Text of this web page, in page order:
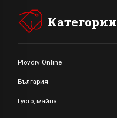
Категории
Plovdiv Online
България
Густо, майна